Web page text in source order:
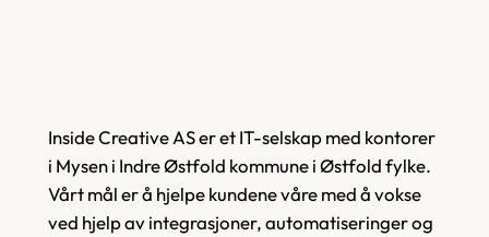
Inside Creative AS er et IT-selskap med kontorer
i Mysen i Indre Østfold kommune i Østfold fylke.
Vårt mål er å hjelpe kundene våre med å vokse
ved hjelp av integrasjoner, automatiseringer og